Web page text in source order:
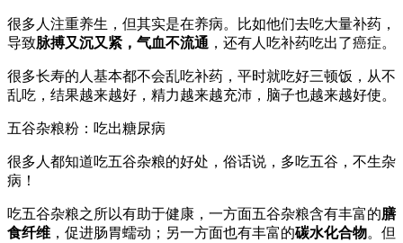
很多人注重养生，但其实是在养病。比如他们去吃大量补药，
导致脉搏又沉又紧，气血不流通 ，还有人吃补药吃出了癌症。
很多长寿的人基本都不会乱吃补药，平时就吃好三顿饭，从不
乱吃，结果越来越好，精力越来越充沛，脑子也越来越好使。
五谷杂粮粉：吃出糖尿病
很多人都知道吃五谷杂粮的好处，俗话说，多吃五谷，不生杂
病！
吃五谷杂粮之所以有助于健康，一方面五谷杂粮含有丰富的膳
食纤维 ，促进肠胃蠕动；另一方面也有丰富的碳水化合物。但